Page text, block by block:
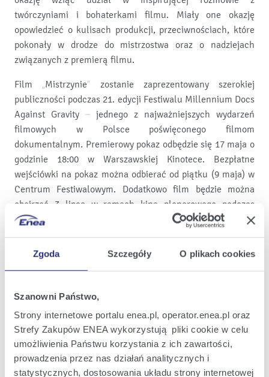
Zgoda Szczegóły O plikach cookies
Szanowni Państwo,
Strony internetowe portalu enea.pl, operator.enea.pl oraz
Strefy Zakupów ENEA wykorzystują pliki cookie w celu
umożliwienia Państwu korzystania z ich zawartości,
prowadzenia przez nas działań analitycznych i
statystycznych, dostosowania układu strony internetowej
twórczyniami i bohaterkami filmu. Miały one okazję
opowiedzieć o kulisach produkcji, przeciwnościach, które
pokonały w drodze do mistrzostwa oraz o nadziejach
związanych z premierą filmu.
Film „Mistrzynie” zostanie zaprezentowany szerokiej
publiczności podczas 21. edycji Festiwalu Millennium Docs
Against Gravity – jednego z najważniejszych wydarzeń
filmowych w Polsce poświęconego filmom
dokumentalnym. Premierowy pokaz odbędzie się 17 maja o
godzinie 18:00 w Warszawskiej Kinotece. Bezpłatne
wejściówki na pokaz można odbierać od piątku (9 maja) w
Centrum Festiwalowym. Dodatkowo film będzie można
obejrzeć 3 lipca w ramach kina plenerowego podczas
Westfield Summer Festival w
Westfield Arkadia.
Wydrukuj
stronę
Podziel się na:
Kontakt dla mediów